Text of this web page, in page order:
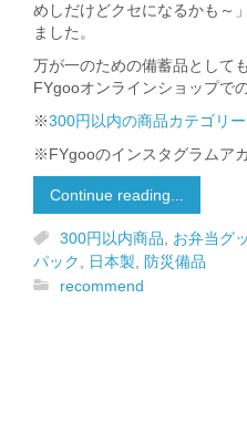
めしだけどクセになるかも～
ました。
万が一のための備蓄品として
FYgooオンラインショップで
※300円以内の商品カテゴリ
※FYgooのインスタグラムア
Continue reading...
300円以内商品, お弁当グ
パック, 日本製, 防災備品
recommend